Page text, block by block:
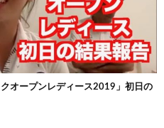
オープンレディース2019」初日の